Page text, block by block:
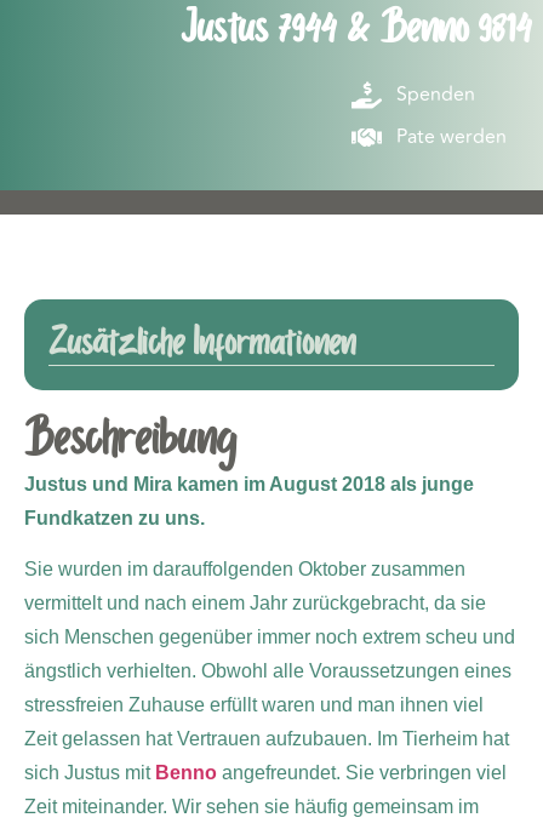
Justus 7944 & Benno 9814
Spenden
Pate werden
Zusätzliche Informationen
Beschreibung
Justus und Mira kamen im August 2018 als junge
Fundkatzen zu uns.
Sie wurden im darauffolgenden Oktober zusammen
vermittelt und nach einem Jahr zurückgebracht, da sie
sich Menschen gegenüber immer noch extrem scheu und
ängstlich verhielten. Obwohl alle Voraussetzungen eines
stressfreien Zuhause erfüllt waren und man ihnen viel
Zeit gelassen hat Vertrauen aufzubauen. Im Tierheim hat
sich Justus mit Benno angefreundet. Sie verbringen viel
Zeit miteinander. Wir sehen sie häufig gemeinsam im